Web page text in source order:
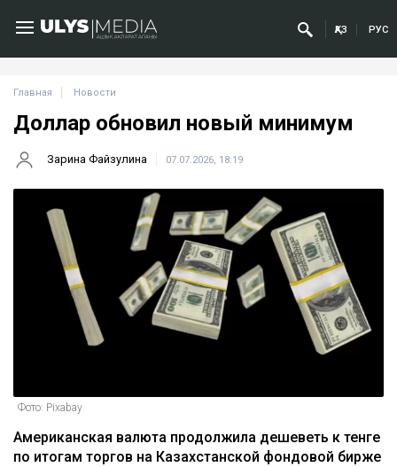
ҚАЗ РУС
Главная Новости
Доллар обновил новый минимум
Зарина Файзулина 07.07.2026, 18:19
Фото: Pixabay
Американская валюта продолжила дешеветь к тенге
по итогам торгов на Казахстанской фондовой бирже